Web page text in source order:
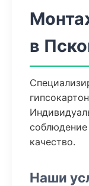
в
соблюдение
качество.
Наши